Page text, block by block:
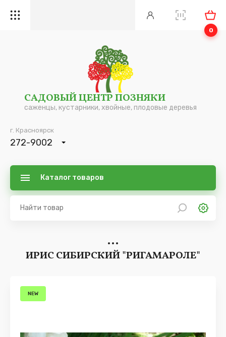
0
САДОВЫЙ ЦЕНТР ПОЗНЯКИ
саженцы, кустарники, хвойные, плодовые деревья
г. Красноярск
272-9002
Каталог товаров
ИРИС СИБИРСКИЙ "РИГАМАРОЛЕ"
NEW